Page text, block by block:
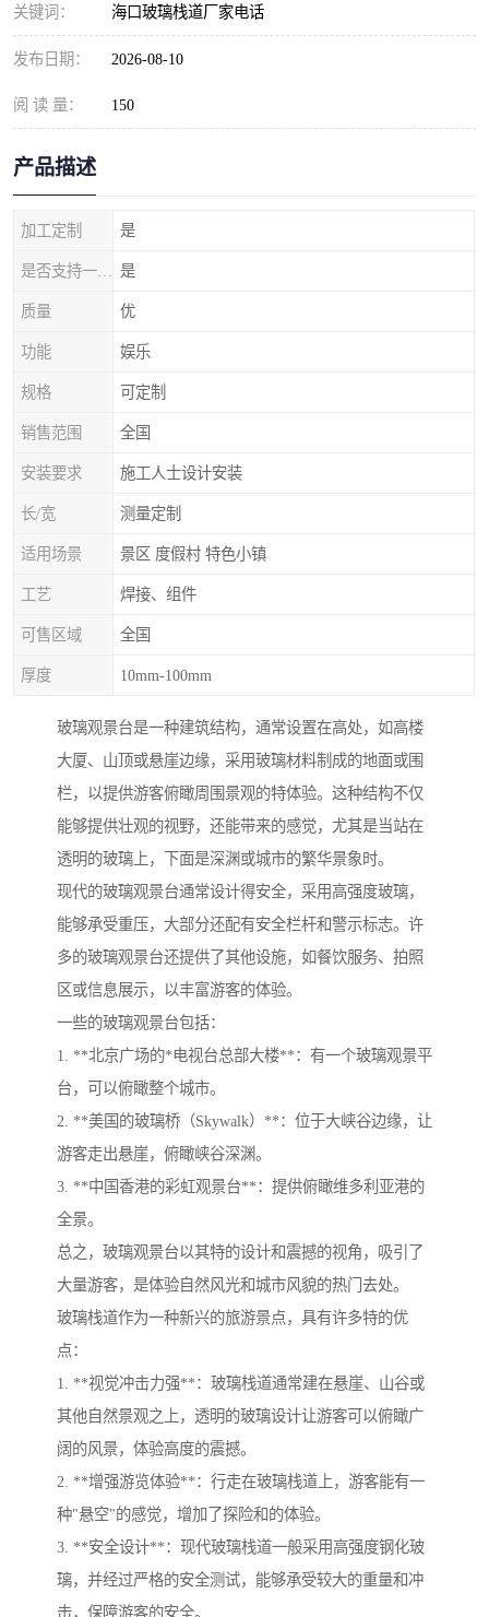
关键词： 海口玻璃栈道厂家电话
发布日期： 2026-08-10
阅 读 量： 150
产品描述
加工定制 是
是
质量 优
功能 娱乐
规格 可定制
销售范围 全国
安装要求 施工人士设计安装
长/宽 测量定制
适用场景 景区 度假村 特色小镇
工艺 焊接、组件
可售区域 全国
厚度 10mm-100mm
玻璃观景台是一种建筑结构，通常设置在高处，如高楼
大厦、山顶或悬崖边缘，采用玻璃材料制成的地面或围
栏，以提供游客俯瞰周围景观的特体验。这种结构不仅
能够提供壮观的视野，还能带来的感觉，尤其是当站在
透明的玻璃上，下面是深渊或城市的繁华景象时。
现代的玻璃观景台通常设计得安全，采用高强度玻璃，
能够承受重压，大部分还配有安全栏杆和警示标志。许
多的玻璃观景台还提供了其他设施，如餐饮服务、拍照
区或信息展示，以丰富游客的体验。
一些的玻璃观景台包括：
1. **北京广场的*电视台总部大楼**：有一个玻璃观景平
台，可以俯瞰整个城市。
2. **美国的玻璃桥（Skywalk）**：位于大峡谷边缘，让
游客走出悬崖，俯瞰峡谷深渊。
3. **中国香港的彩虹观景台**：提供俯瞰维多利亚港的
全景。
总之，玻璃观景台以其特的设计和震撼的视角，吸引了
大量游客，是体验自然风光和城市风貌的热门去处。
玻璃栈道作为一种新兴的旅游景点，具有许多特的优
点：
1. **视觉冲击力强**：玻璃栈道通常建在悬崖、山谷或
其他自然景观之上，透明的玻璃设计让游客可以俯瞰广
阔的风景，体验高度的震撼。
2. **增强游览体验**：行走在玻璃栈道上，游客能有一
种"悬空"的感觉，增加了探险和的体验。
3. **安全设计**：现代玻璃栈道一般采用高强度钢化玻
璃，并经过严格的安全测试，能够承受较大的重量和冲
击，保障游客的安全。